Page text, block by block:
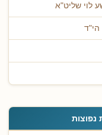
לוי שליט"א
נפוצות